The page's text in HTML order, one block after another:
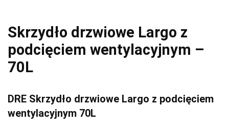
Skrzydło drzwiowe Largo z
podcięciem wentylacyjnym –
70L
DRE Skrzydło drzwiowe Largo z podcięciem
wentylacyjnym 70L